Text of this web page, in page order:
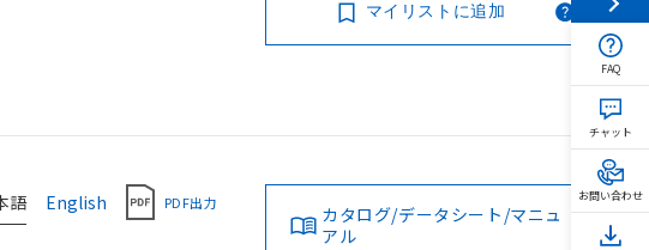
マイリストに追加
語 English PDF出力
カタログ/データシート/マニュ
アル
FAQ
チャット
お問い合わせ